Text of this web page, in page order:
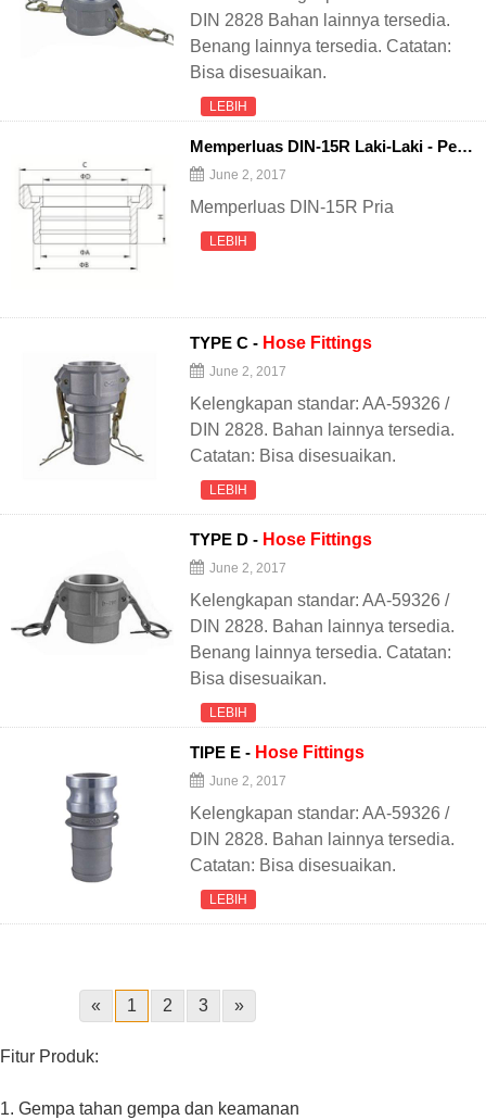
DIN 2828 Bahan lainnya tersedia.
Benang lainnya tersedia. Catatan:
Bisa disesuaikan.
LEBIH
Memperluas DIN-15R Laki-Laki - Perlengkapan Pipa Sanitasi
June 2, 2017
Memperluas DIN-15R Pria
LEBIH
TYPE C - Hose Fittings
June 2, 2017
Kelengkapan standar: AA-59326 /
DIN 2828. Bahan lainnya tersedia.
Catatan: Bisa disesuaikan.
LEBIH
TYPE D - Hose Fittings
June 2, 2017
Kelengkapan standar: AA-59326 /
DIN 2828. Bahan lainnya tersedia.
Benang lainnya tersedia. Catatan:
Bisa disesuaikan.
LEBIH
TIPE E - Hose Fittings
June 2, 2017
Kelengkapan standar: AA-59326 /
DIN 2828. Bahan lainnya tersedia.
Catatan: Bisa disesuaikan.
LEBIH
« 1 2 3 »
Fitur Produk:
1. Gempa tahan gempa dan keamanan